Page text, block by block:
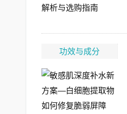
功效与成分